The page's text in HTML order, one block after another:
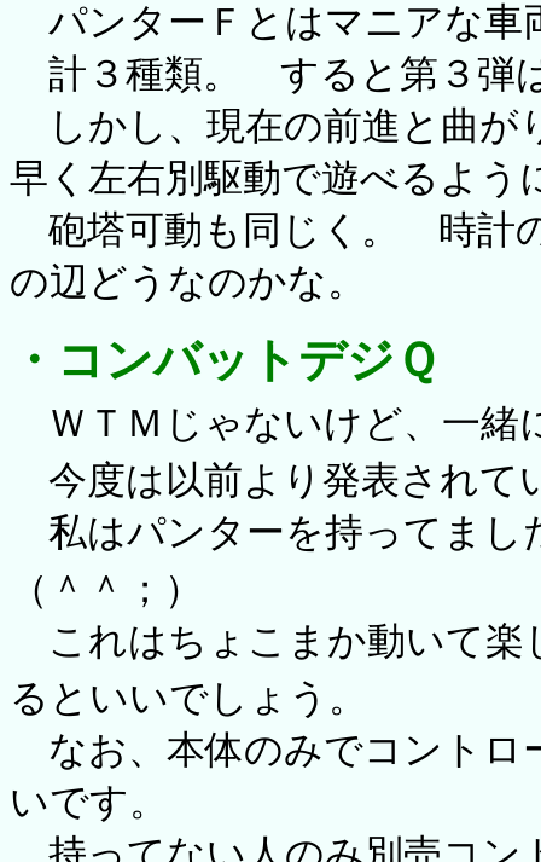
パンターＦとはマニアな車
計３種類。 すると第３弾
しかし、現在の前進と曲が
早く左右別駆動で遊べるよう
砲塔可動も同じく。 時計
の辺どうなのかな。
・コンバットデジＱ
ＷＴＭじゃないけど、一緒
今度は以前より発表されて
私はパンターを持ってまし
（＾＾；）
これはちょこまか動いて楽
るといいでしょう。
なお、本体のみでコントロ
いです。